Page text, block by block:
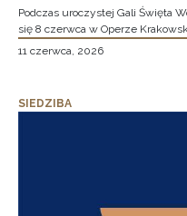
Podczas uroczystej Gali Święta
się 8 czerwca w Operze
11 czerwca, 2026
SIEDZIBA